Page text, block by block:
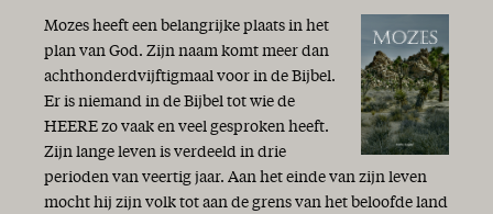
Mozes heeft een belangrijke plaats in het
plan van God. Zijn naam komt meer dan
achthonderdvijftigmaal voor in de Bijbel.
Er is niemand in de Bijbel tot wie de
HEERE zo vaak en veel gesproken heeft.
Zijn lange leven is verdeeld in drie
perioden van veertig jaar. Aan het einde van zijn leven
mocht hij zijn volk tot aan de grens van het beloofde land